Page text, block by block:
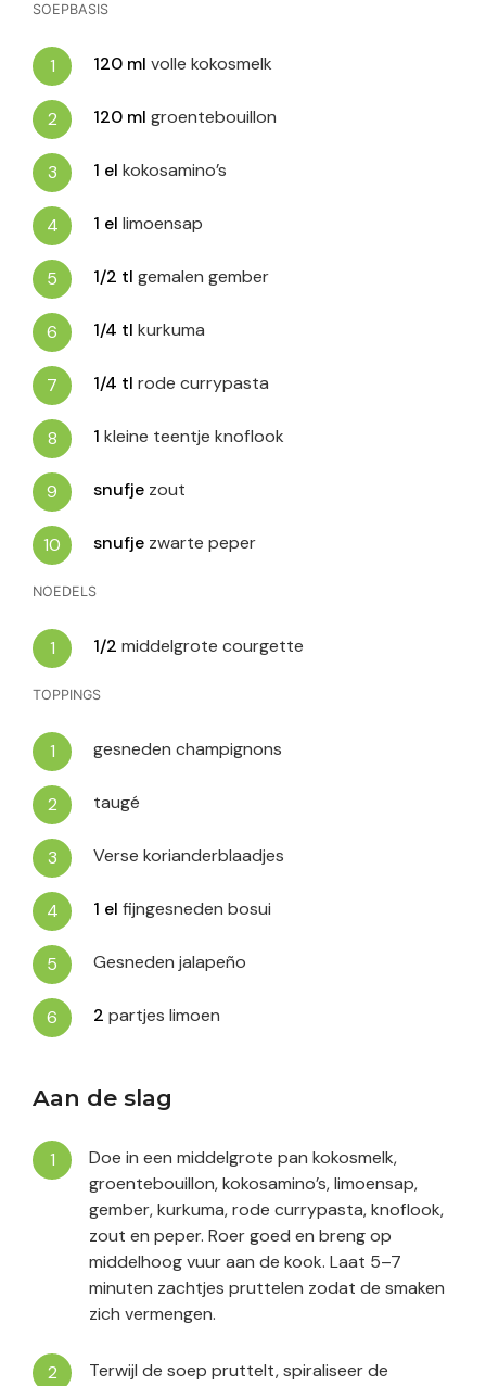
SOEPBASIS
120 ml volle kokosmelk
120 ml groentebouillon
1 el kokosamino’s
1 el limoensap
1/2 tl gemalen gember
1/4 tl kurkuma
1/4 tl rode currypasta
1 kleine teentje knoflook
snufje zout
snufje zwarte peper
NOEDELS
1/2 middelgrote courgette
TOPPINGS
gesneden champignons
taugé
Verse korianderblaadjes
1 el fijngesneden bosui
Gesneden jalapeño
2 partjes limoen
Aan de slag
Doe in een middelgrote pan kokosmelk,
groentebouillon, kokosamino’s, limoensap,
gember, kurkuma, rode currypasta, knoflook,
zout en peper. Roer goed en breng op
middelhoog vuur aan de kook. Laat 5–7
minuten zachtjes pruttelen zodat de smaken
zich vermengen.
Terwijl de soep pruttelt, spiraliseer de